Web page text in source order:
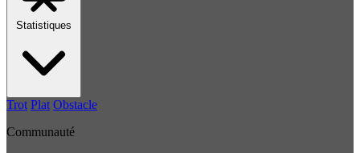
Statistiques
Trot Plat Obstacle
Communauté